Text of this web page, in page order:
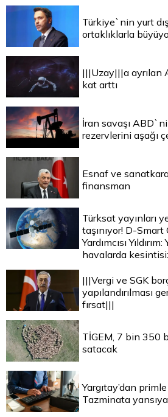
Türkiye`nin yurt
ortaklıklarla
|||Uzay|||a ayrılan
kat arttı
İran savaşı
rezervlerini aşağı
Esnaf ve
finansman
Türksat yayınları
taşınıyor! D-Smart
Yardımcısı
havalarda
|||Vergi ve SGK
yapılandırılması
fırsat|||
TİGEM, 7 bin 350
satacak
Yargıtay’dan
Tazminata